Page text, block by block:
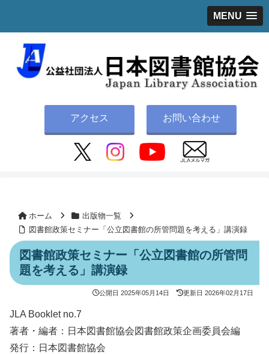
MENU
アクセス お問い合わせ
ホーム
出版物一覧
図書館政策セミナー「公立図書館の所管問題を考える」講演録
図書館政策セミナー「公立図書館の所管問
題を考える」講演録
公開日 2025年05月14日 更新日 2026年02月17日
JLA Booklet no.7
著者・編者：日本図書館協会図書館政策企画委員会編
発行：日本図書館協会